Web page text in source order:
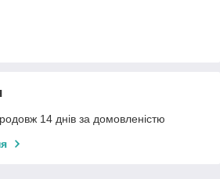
14 днів за домовленістю